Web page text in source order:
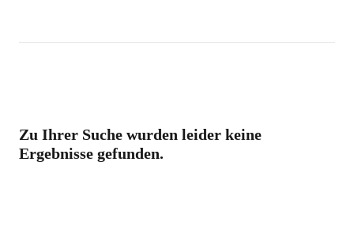
Zu Ihrer Suche wurden leider keine
Ergebnisse gefunden.